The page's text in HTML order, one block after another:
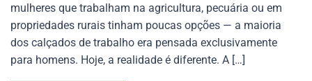
mulheres que trabalham na agricultura, pecuária ou em
propriedades rurais tinham poucas opções — a maioria
dos calçados de trabalho era pensada exclusivamente
para homens. Hoje, a realidade é diferente. A […]